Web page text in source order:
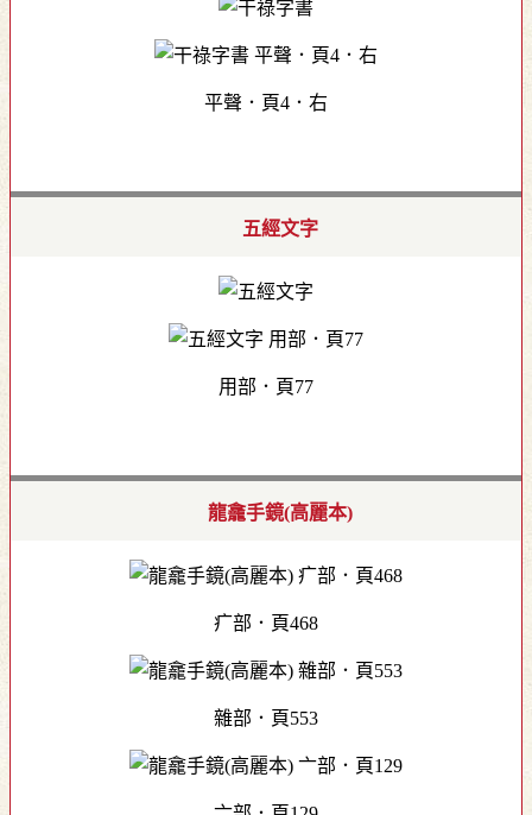
平聲．頁4．右
五經文字
用部．頁77
龍龕手鏡(高麗本)
疒部．頁468
雜部．頁553